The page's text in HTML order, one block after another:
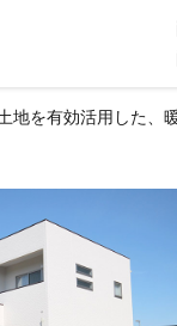
地を有効活用した、